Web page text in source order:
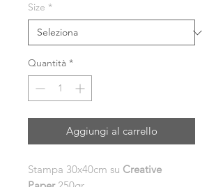
Size *
Quantità *
Aggiungi al carrello
Stampa 30x40cm su Creative